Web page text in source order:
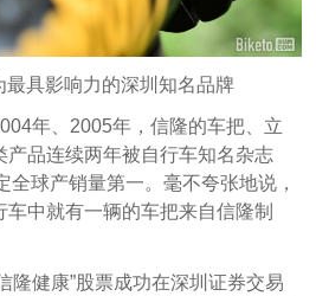
具影响力的深圳知名品牌
年、2005年，信隆的车把、立
产品连续两年被自行车知名杂志
全球产销量第一。毫不夸张地说，
中就有一辆的车把来自信隆制
隆健康”股票成功在深圳证券交易